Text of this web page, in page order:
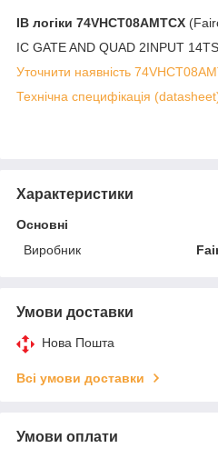
ІВ логіки 74VHCT08AMTCX
IC GATE AND QUAD 2INPUT
Уточнити наявність
Технічна специфікація
Характеристики
Основні
Виробник
Умови доставки
Нова Пошта
Всі умови доставки
Умови оплати